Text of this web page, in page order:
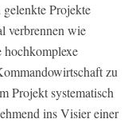
Projekte
verbrennen wie
hochkomplexe
zu
Projekt systematisch
ins Visier einer